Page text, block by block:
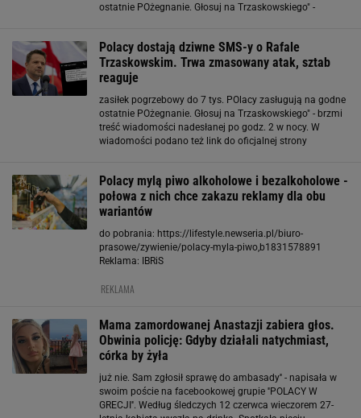
ostatnie POżegnanie. Głosuj na Trzaskowskiego" -
o akcji
Polacy dostają dziwne SMS-y o Rafale
Trzaskowskim. Trwa zmasowany atak, sztab
reaguje
zasiłek pogrzebowy do 7 tys. POlacy zasługują na godne
ostatnie POżegnanie. Głosuj na Trzaskowskiego" - brzmi
treść wiadomości nadesłanej po godz. 2 w nocy. W
wiadomości podano też link do oficjalnej strony
Polacy mylą piwo alkoholowe i bezalkoholowe -
połowa z nich chce zakazu reklamy dla obu
wariantów
do pobrania: https://lifestyle.newseria.pl/biuro-
prasowe/zywienie/polacy-myla-piwo,b1831578891
Reklama: IBRiS
REKLAMA
Mama zamordowanej Anastazji zabiera głos.
Obwinia policję: Gdyby działali natychmiast,
córka by żyła
już nie. Sam zgłosił sprawę do ambasady'' - napisała w
swoim poście na facebookowej grupie ''POLACY W
GRECJI''. Według śledczych 12 czerwca wieczorem 27-